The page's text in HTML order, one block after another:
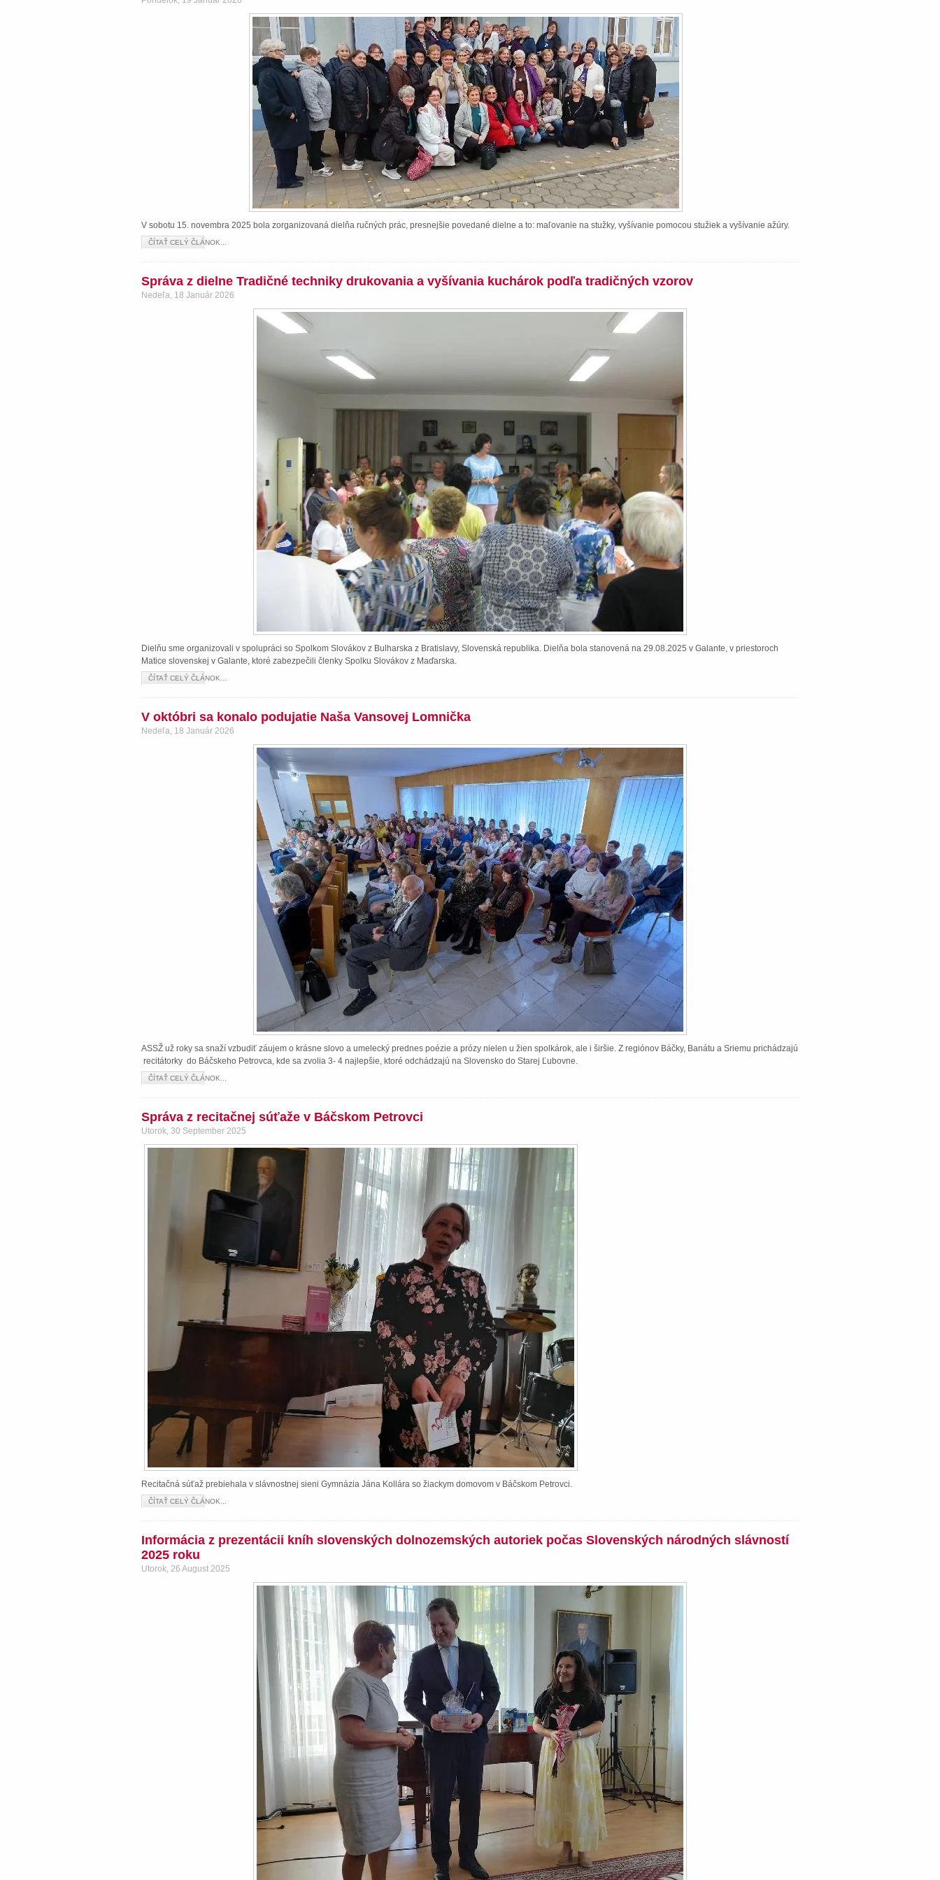
V sobotu 15. novembra 2025 bola zorganizovaná dielňa ručných prác, presnejšie povedané dielne a to: maľovanie na stužky, vyšívanie pomocou stužiek a vyšívanie ažúry.
ČÍTAŤ CELÝ ČLÁNOK...
Správa z dielne Tradičné techniky drukovania a vyšívania kuchárok podľa tradičných vzorov
Nedeľa, 18 Január 2026
Dielňu sme organizovali v spolupráci so Spolkom Slovákov z Bulharska z Bratislavy, Slovenská republika. Dielňa bola stanovená na 29.08.2025 v Galante, v priestoroch
Matice slovenskej v Galante, ktoré zabezpečili členky Spolku Slovákov z Maďarska.
ČÍTAŤ CELÝ ČLÁNOK...
V októbri sa konalo podujatie Naša Vansovej Lomnička
Nedeľa, 18 Január 2026
ASSŽ už roky sa snaží vzbudiť záujem o krásne slovo a umelecký prednes poézie a prózy nielen u žien spolkárok, ale i širšie. Z regiónov Báčky, Banátu a Sriemu prichádzajú
recitátorky do Báčskeho Petrovca, kde sa zvolia 3- 4 najlepšie, ktoré odchádzajú na Slovensko do Starej Ľubovne.
ČÍTAŤ CELÝ ČLÁNOK...
Správa z recitačnej súťaže v Báčskom Petrovci
Utorok, 30 September 2025
Recitačná súťaž prebiehala v slávnostnej sieni Gymnázia Jána Kollára so žiackym domovom v Báčskom Petrovci.
ČÍTAŤ CELÝ ČLÁNOK...
Informácia z prezentácii kníh slovenských dolnozemských autoriek počas Slovenských národných slávností
2025 roku
Utorok, 26 August 2025